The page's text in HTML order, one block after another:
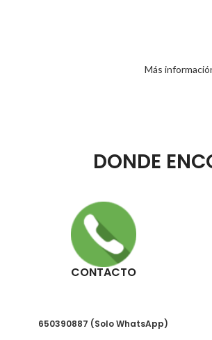
Más
DONDE
CONTACTO
650390887 (Solo WhatsApp)